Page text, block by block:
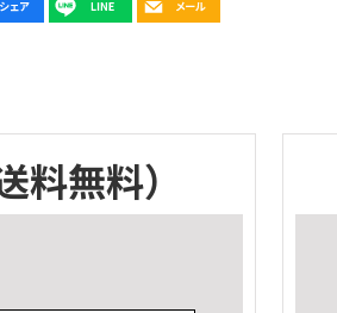
料無料）